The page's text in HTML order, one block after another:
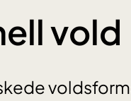
vold